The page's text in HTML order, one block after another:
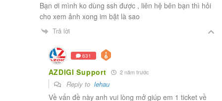
Bạn ơi mình ko dùng ssh được , liên hệ bên bạn thì hỏi
cho xem ảnh xong im bặt là sao
Trả lời
631
AZDIGI Support 2 năm trước
Reply to lehau
Về vấn đề này anh vui lòng mở giúp em 1 ticket về